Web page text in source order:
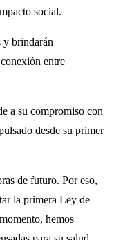
social.
y brindarán
entre
a su compromiso con
desde su primer
de futuro. Por eso,
la primera Ley de
hemos